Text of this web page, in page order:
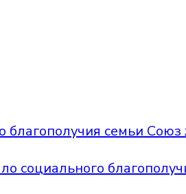
семьи Союз
социального